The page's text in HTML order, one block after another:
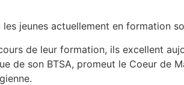
jeunes actuellement en formation
de leur formation, ils excellent
de son BTSA, promeut le Coeur de